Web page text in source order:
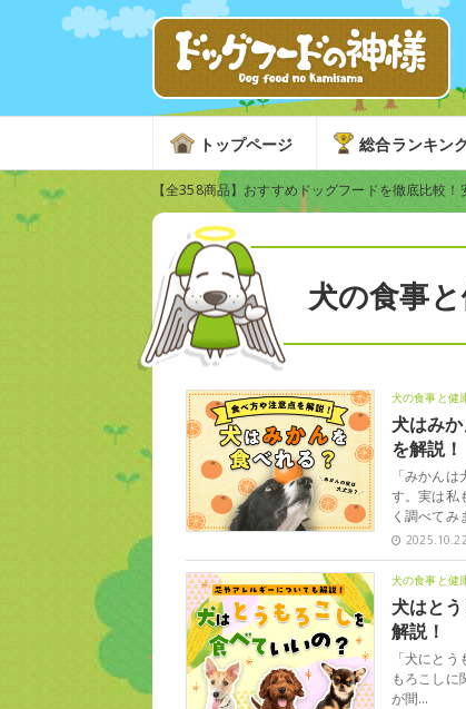
トップページ 総合ランキン
【全358商品】おすすめドッグフードを徹底比較！
犬の食事
犬の食事と健
犬はみ
を解説！
「みかん
す。実は私
く調べてみ
2025.10.22
犬の食事と健
犬はと
解説！
「犬にと
もろこしに
が間…